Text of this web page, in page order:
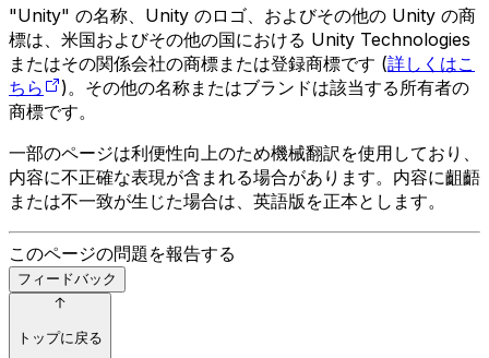
"Unity" の名称、Unity のロゴ、およびその他の Unity の商
標は、米国およびその他の国における Unity Technologies
またはその関係会社の商標または登録商標です (詳しくはこ
ちら
)。その他の名称またはブランドは該当する所有者の
商標です。
一部のページは利便性向上のため機械翻訳を使用しており、
内容に不正確な表現が含まれる場合があります。内容に齟齬
または不一致が生じた場合は、英語版を正本とします。
このページの問題を報告する
フィードバック
トップに戻る